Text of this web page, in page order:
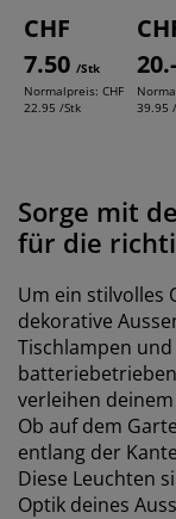
CHF
7.50 /Stk
Normalpreis: CHF
22.95 /Stk
20.-
39.95
Sorge mit
für die
Um ein stilvolles
dekorative
Tischlampen
verleihen
Ob auf dem
entlang der
Diese Leuchten
Optik deines